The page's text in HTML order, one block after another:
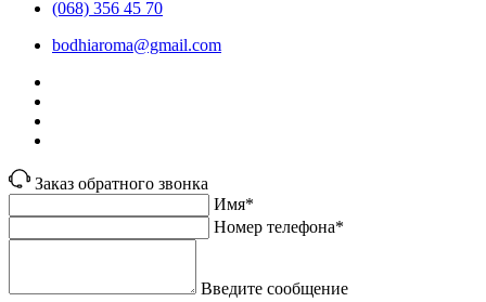
(068) 356 45 70
bodhiaroma@gmail.com
Заказ обратного звонка
Имя*
Номер телефона*
Введите сообщение